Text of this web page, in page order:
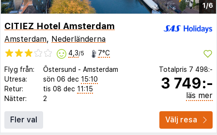
1/6
CITIEZ Hotel Amsterdam
Amsterdam, Nederländerna
4,3/5 7°C
Flyg från: Östersund - Amsterdam
Utresa:
sön 06 dec 15:10
Retur:
tis 08 dec 11:15
Nätter:
2
Totalpris 7 498:-
3 749:-
läs mer
Fler val Välj resa